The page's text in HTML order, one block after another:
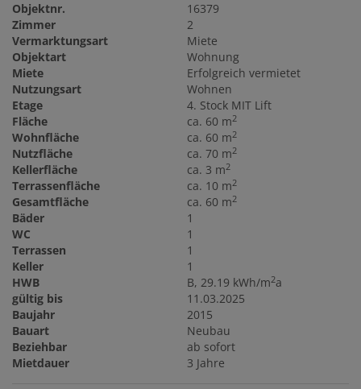
Objektnr.
16379
Zimmer
2
Vermarktungsart
Miete
Objektart
Wohnung
Miete
Erfolgreich vermietet
Nutzungsart
Wohnen
Etage
4. Stock MIT Lift
Fläche
ca. 60 m2
Wohnfläche ca. 60 m2
Nutzfläche ca. 70 m2
Kellerfläche ca. 3 m2
Terrassenfläche ca. 10 m2
Gesamtfläche ca. 60 m2
Bäder
1
WC
1
Terrassen
1
Keller
1
HWB
B, 29.19 kWh/m2a
gültig bis
11.03.2025
Baujahr
2015
Bauart
Neubau
Beziehbar
ab sofort
Mietdauer
3 Jahre